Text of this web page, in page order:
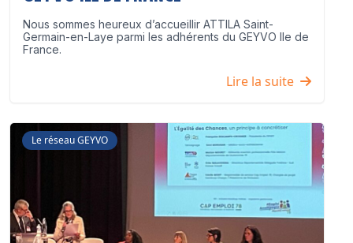
Nous sommes heureux d’accueillir ATTILA Saint-
Germain-en-Laye parmi les adhérents du GEYVO Ile de
France.
Lire la suite
Le réseau GEYVO